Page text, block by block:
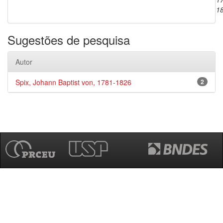
Sugestões de pesquisa
Autor
2
Spix, Johann Baptist von, 1781-1826